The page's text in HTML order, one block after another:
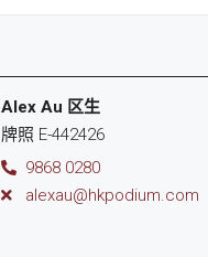
Alex Au 区生
牌照 E-442426
9868 0280
alexau@hkpodium.com